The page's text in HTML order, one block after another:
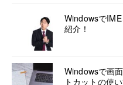
Windowsで
紹介！
Windowsで画
トカットの使い